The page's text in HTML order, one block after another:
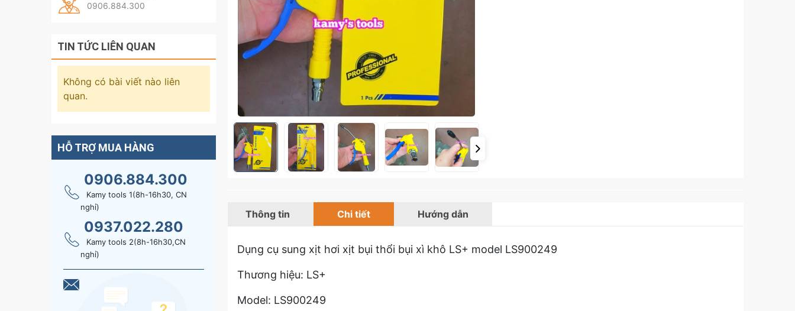
Thông tin Chi tiết Hướng dẫn
Dụng cụ sung xịt hơi xịt bụi thổi bụi xì khô LS+ model LS900249
Thương hiệu: LS+
Model: LS900249
0906.884.300
TIN TỨC LIÊN QUAN
Không có bài viết nào liên
quan.
HỖ TRỢ MUA HÀNG
0906.884.300
Kamy tools 1(8h-16h30, CN
nghỉ)
0937.022.280
Kamy tools 2(8h-16h30,CN
nghỉ)